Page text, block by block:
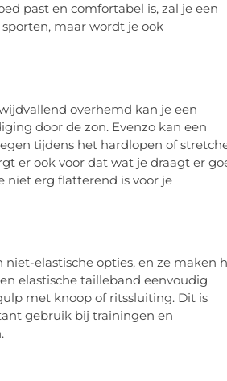
past en comfortabel is, zal je een
maar wordt je ook
overhemd kan je een
door de zon. Evenzo kan een
tijdens het hardlopen of
er ook voor dat wat je draagt ​​er
niet erg flatterend is voor je
elastische opties, en ze maken
elastische tailleband eenvoudig
met knoop of ritssluiting. Dit is
gebruik bij trainingen en